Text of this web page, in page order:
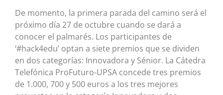
De momento, la primera parada del camino será el
próximo día 27 de octubre cuando se dará a
conocer el palmarés. Los participantes de
‘#hack4edu’ optan a siete premios que se dividen
en dos categorías: Innovadora y Sénior. La Cátedra
Telefónica ProFuturo-UPSA concede tres premios
de 1.000, 700 y 500 euros a los tres mejores